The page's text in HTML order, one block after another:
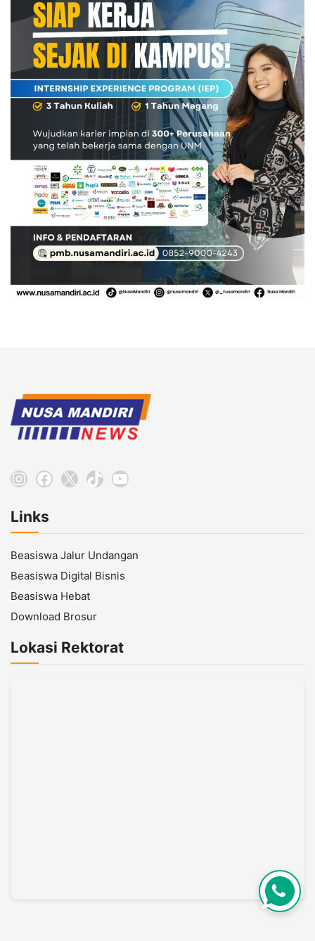
Instagram
Facebook
X TikTokYouTube
Links
Beasiswa Jalur Undangan
Beasiswa Digital Bisnis
Beasiswa Hebat
Download Brosur
Lokasi Rektorat